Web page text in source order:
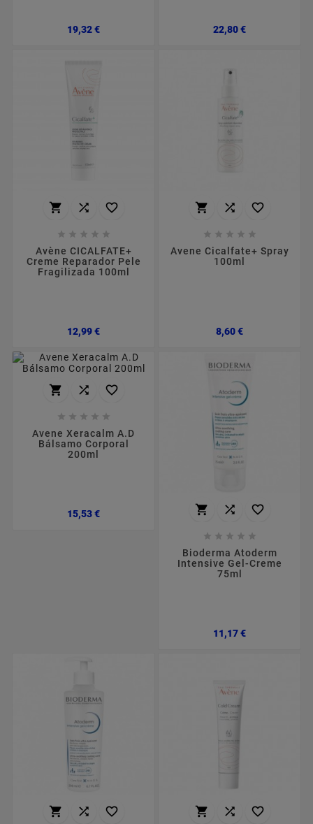
19,32 €Preço 22,80 €Preço
  
    
Avène CICALFATE+
Creme Reparador Pele
Fragilizada 100ml
12,99 €Preço
  
    
Avene Cicalfate+ Spray
100ml
8,60 €Preço
  
    
Avene Xeracalm A.D
Bálsamo Corporal
200ml
15,53 €Preço   
    
Bioderma Atoderm
Intensive Gel-Creme
75ml
11,17 €Preço
     